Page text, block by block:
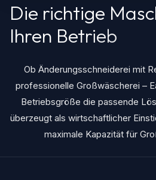
Die richtige
Ihren Betrieb
Ob Änderungsschneiderei mit
professionelle Großwäscherei –
Betriebsgröße die passende
überzeugt als wirtschaftlicher
maximale Kapazität für